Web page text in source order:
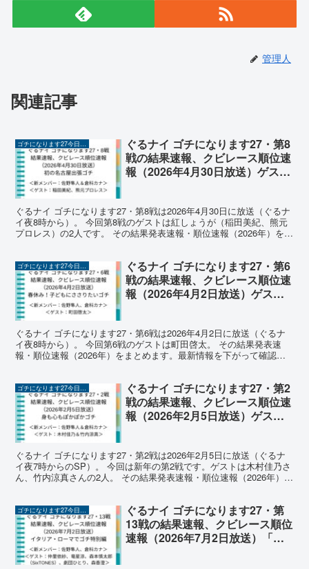
管理人
関連記事
ゴチになります27今日の結果速報（2026年）
ぐるナイ ゴチになります27・第8
戦の結果速報、クビレース順位速
報（2026年4月30日放送）ゲスト
ぐるナイ ゴチになります27・第8戦は2026年4月30日に放送（ぐるナ
イ夜8時から）。 今回第8戦のゲストは紅しょうが（稲田美紀、熊元
プロレス）の2人です。 その結果発表速報・順位速報（2026年）をま
ゴチになります27今日の結果速報（2026年）
ぐるナイ ゴチになります27・第6
戦の結果速報、クビレース順位速
報（2026年4月2日放送）ゲスト
ぐるナイ ゴチになります27・第6戦は2026年4月2日に放送（ぐるナ
イ夜8時から）。 今回第6戦のゲストは町田啓太。 その結果発表速
報・順位速報（2026年）をまとめます。最新情報を下がって確認く
ぐるナイ ゴチになります27・第2
戦の結果速報、クビレース順位速
報（2026年2月5日放送）ゲスト
ぐるナイ ゴチになります27・第2戦は2026年2月5日に放送（ぐるナ
イ夜7時からのSP）。 今回は新年の第2戦です。ゲストは木村佳乃さ
ん、竹内涼真さんの2人。 その結果発表速報・順位速報（2026年）を
ぐるナイ ゴチになります27・第
13戦の結果速報、クビレース順位
速報（2026年7月2日放送）「イ